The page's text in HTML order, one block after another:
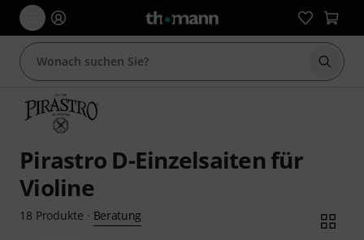
Suche
Pirastro D-Einzelsaiten für
Violine
18 Produkte · Beratung